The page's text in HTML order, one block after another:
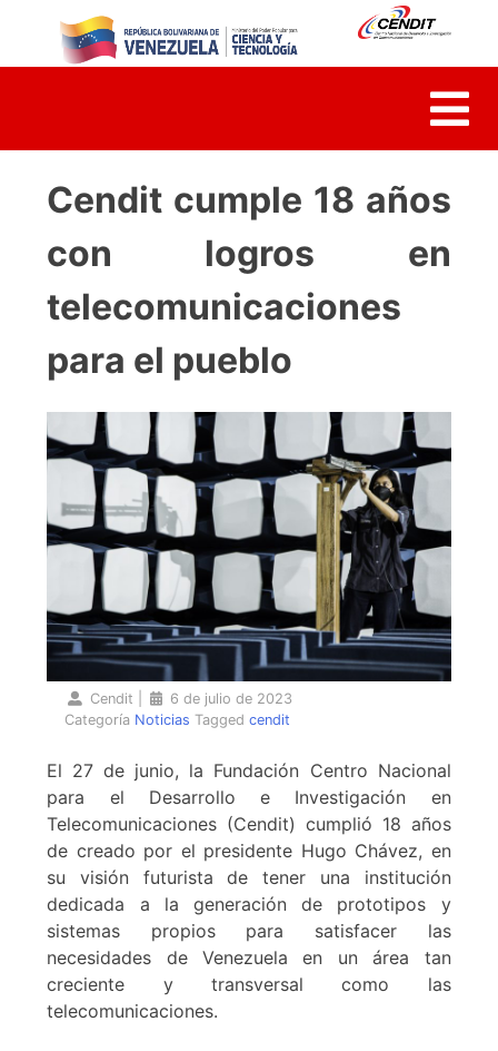
content
Cendit cumple 18 años
con logros en
telecomunicaciones
para el pueblo
Cendit
6 de julio de 2023
Categoría Noticias Tagged cendit
El 27 de junio, la Fundación Centro Nacional
para el Desarrollo e Investigación en
Telecomunicaciones (Cendit) cumplió 18 años
de creado por el presidente Hugo Chávez, en
su visión futurista de tener una institución
dedicada a la generación de prototipos y
sistemas propios para satisfacer las
necesidades de Venezuela en un área tan
creciente y transversal como las
telecomunicaciones.